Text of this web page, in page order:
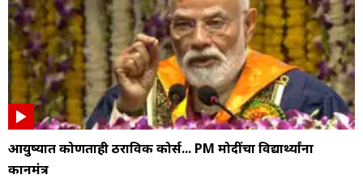
आयुष्यात कोणताही ठराविक कोर्स... PM मोदींचा विद्यार्थ्यांना
कानमंत्र